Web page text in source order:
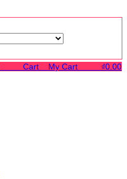
Cart My Cart ₫0.00